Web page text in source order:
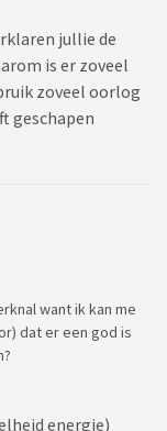
jullie de
is er zoveel
zoveel oorlog
geschapen
want ik kan me
dat er een god is
energie)